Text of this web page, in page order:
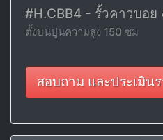
#H.CBB4 - รั้วคาวบอ
ตั้งบนปูนความสูง 150 ซม
สอบถาม และประเมิน